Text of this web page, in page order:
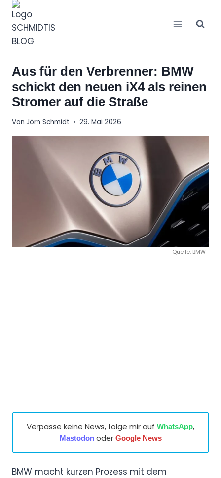
Zum
Inhalt
springen
Aus für den Verbrenner: BMW
schickt den neuen iX4 als reinen
Stromer auf die Straße
Von Jörn Schmidt 29. Mai 2026
Quelle: BMW
Verpasse keine News, folge mir auf WhatsApp,
Mastodonoder Google News
BMW macht kurzen Prozess mit dem